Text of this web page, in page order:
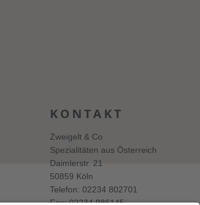
KONTAKT
Zweigelt & Co
Spezialitäten aus Österreich
Daimlerstr. 21
50859 Köln
Telefon: 02234 802701
Fax: 02234 986145